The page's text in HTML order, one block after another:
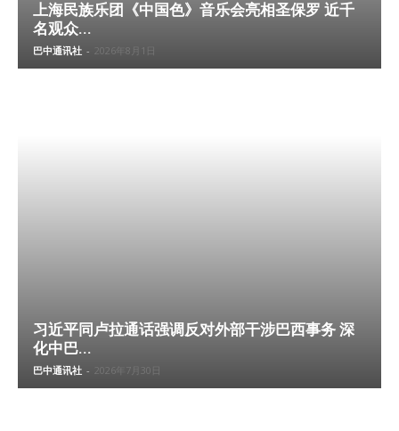
上海民族乐团《中国色》音乐会亮相圣保罗 近千
名观众...
巴中通讯社 - 2026年8月1日
习近平同卢拉通话强调反对外部干涉巴西事务 深
化中巴...
巴中通讯社 - 2026年7月30日